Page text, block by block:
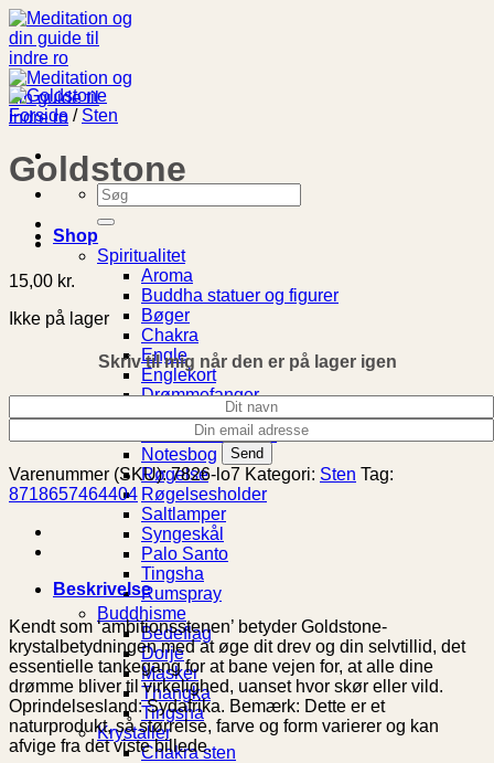
Fortsæt
til
indhold
Søg
efter:
Shop
Spiritualitet
Aroma
Buddha statuer og figurer
Bøger
Chakra
Engle
Englekort
Drømmefanger
Livets Træ
Meditationspuder
Notesbog
Røgelse
Røgelsesholder
Saltlamper
Syngeskål
Palo Santo
Tingsha
Rumspray
Buddhisme
Bedeflag
Dorje
Masker
Thangka
Tingsha
Krystaller
Chakra sten
Forside / Sten
Goldstone
15,00 kr.
Ikke på lager
Skriv til mig når den er på lager igen
Varenummer (SKU):7826-lo7 Kategori: Sten Tag:
8718657464404
Beskrivelse
Kendt som ‘ambitionsstenen’ betyder Goldstone-
krystalbetydningen med at øge dit drev og din selvtillid, det
essentielle tankegang for at bane vejen for, at alle dine
drømme bliver til virkelighed, uanset hvor skør eller vild.
Oprindelsesland: Sydafrika. Bemærk: Dette er et
naturprodukt, så størrelse, farve og form varierer og kan
afvige fra det viste billede.